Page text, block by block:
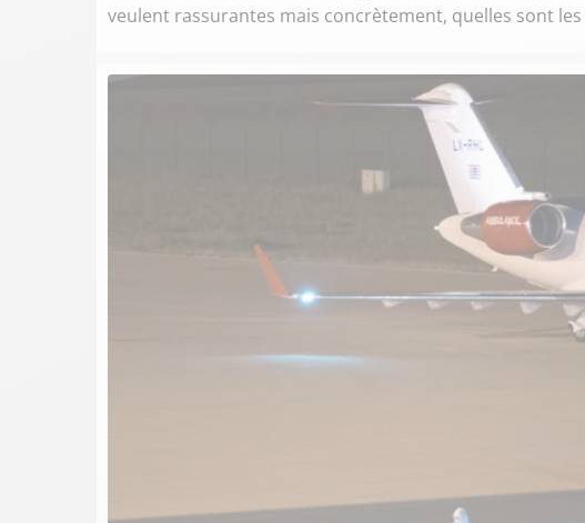
veulent rassurantes mais concrètement, quelles sont